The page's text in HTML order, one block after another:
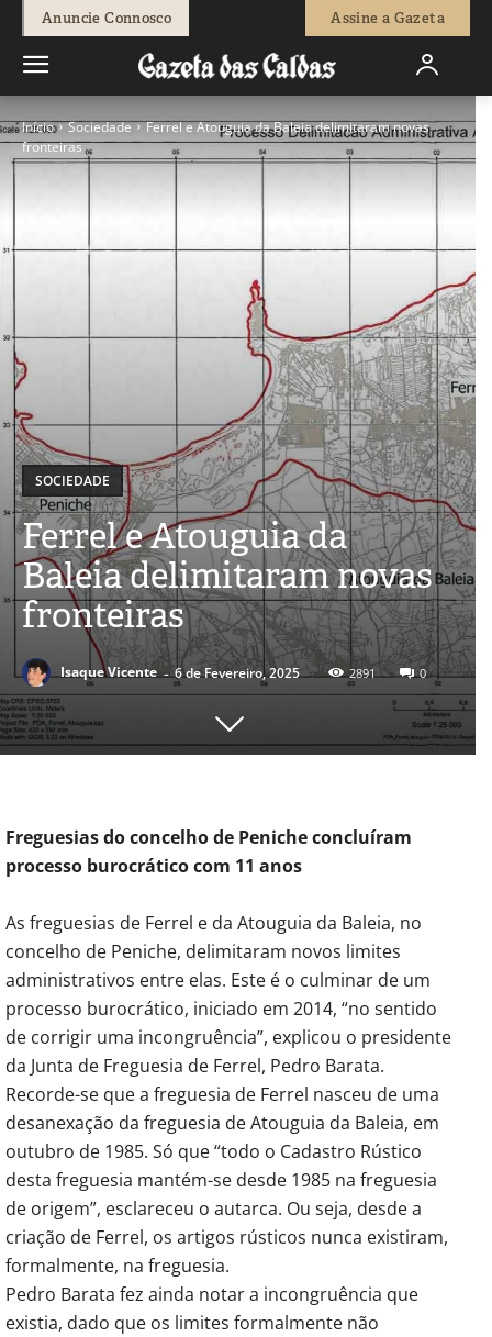
Anuncie Connosco Assine a Gazeta
Início Sociedade
Ferrel e Atouguia da Baleia delimitaram novas
fronteiras
SOCIEDADE
Ferrel e Atouguia da
Baleia delimitaram novas
fronteiras
Isaque Vicente - 6 de Fevereiro, 2025 2891 0
Freguesias do concelho de Peniche concluíram
processo burocrático com 11 anos
As freguesias de Ferrel e da Atouguia da Baleia, no
concelho de Peniche, delimitaram novos limites
administrativos entre elas. Este é o culminar de um
processo burocrático, iniciado em 2014, “no sentido
de corrigir uma incongruência”, explicou o presidente
da Junta de Freguesia de Ferrel, Pedro Barata.
Recorde-se que a freguesia de Ferrel nasceu de uma
desanexação da freguesia de Atouguia da Baleia, em
outubro de 1985. Só que “todo o Cadastro Rústico
desta freguesia mantém-se desde 1985 na freguesia
de origem”, esclareceu o autarca. Ou seja, desde a
criação de Ferrel, os artigos rústicos nunca existiram,
formalmente, na freguesia.
Pedro Barata fez ainda notar a incongruência que
existia, dado que os limites formalmente não